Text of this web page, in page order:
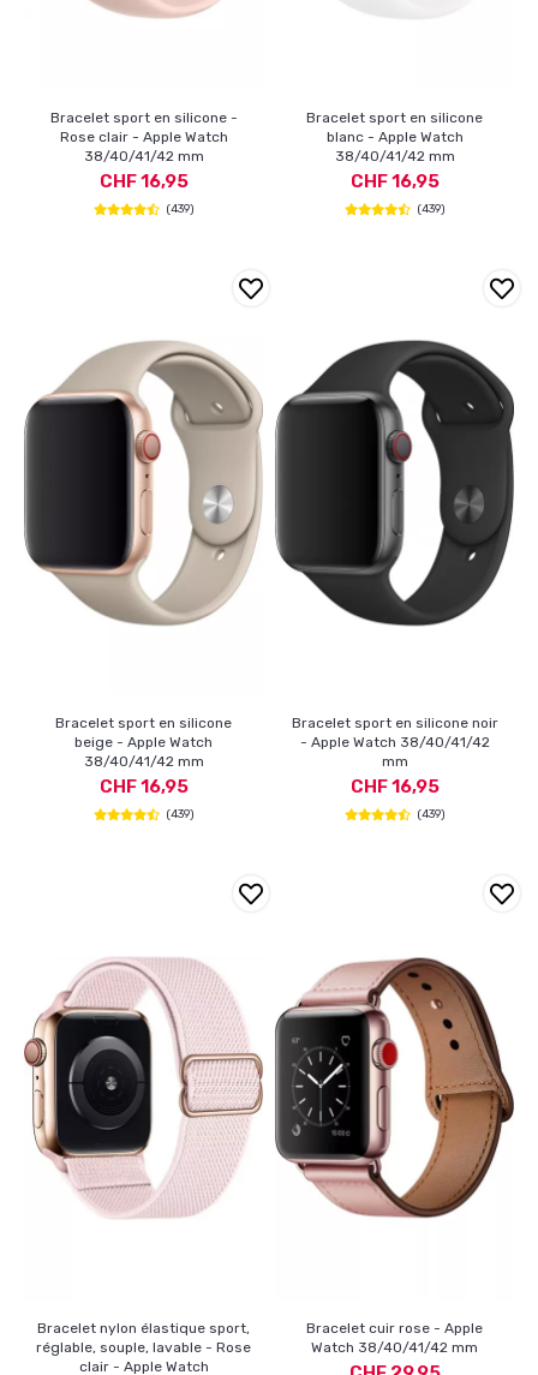
Bracelet sport en silicone -
Rose clair - Apple Watch
38/40/41/42 mm
CHF 16,95
(439)
Bracelet sport en silicone
blanc - Apple Watch
38/40/41/42 mm
CHF 16,95
(439)
Bracelet sport en silicone
beige - Apple Watch
38/40/41/42 mm
CHF 16,95
(439)
Bracelet sport en silicone noir
- Apple Watch 38/40/41/42
mm
CHF 16,95
(439)
Bracelet nylon élastique sport,
réglable, souple, lavable - Rose
clair - Apple Watch
Bracelet cuir rose - Apple
Watch 38/40/41/42 mm